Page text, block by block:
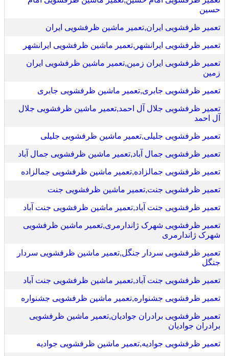
حسین
تعمیر ظرفشویی ایران,تعمیر ماشین ظرفشویی ایران
تعمیر ظرفشویی ایرانشهر,تعمیر ماشین ظرفشویی ایرانشهر
تعمیر ظرفشویی ایران زمین,تعمیر ماشین ظرفشویی ایران
زمین
تعمیر ظرفشویی جابری,تعمیر ماشین ظرفشویی جابری
تعمیر ظرفشویی جلال آل احمد,تعمیر ماشین ظرفشویی جلال
آل احمد
تعمیر ظرفشویی جلیلی,تعمیر ماشین ظرفشویی جلیلی
تعمیر ظرفشویی جمال آباد,تعمیر ماشین ظرفشویی جمال آباد
تعمیر ظرفشویی جمالزاده,تعمیر ماشین ظرفشویی جمالزاده
تعمیر ظرفشویی جنت,تعمیر ماشین ظرفشویی جنت
تعمیر ظرفشویی جنت آباد,تعمیر ماشین ظرفشویی جنت آباد
تعمیر ظرفشویی شهرک ژاندارمری,تعمیر ماشین ظرفشویی
شهرک ژاندارمری
تعمیر ظرفشویی سردار جنگل,تعمیر ماشین ظرفشویی سردار
جنگل
تعمیر ظرفشویی جنت آباد,تعمیر ماشین ظرفشویی جنت آباد
تعمیر ظرفشویی جشنواره,تعمیر ماشین ظرفشویی جشنواره
تعمیر ظرفشویی برادران جوادیان,تعمیر ماشین ظرفشویی
برادران جوادیان
تعمیر ظرفشویی جوادیه,تعمیر ماشین ظرفشویی جوادیه